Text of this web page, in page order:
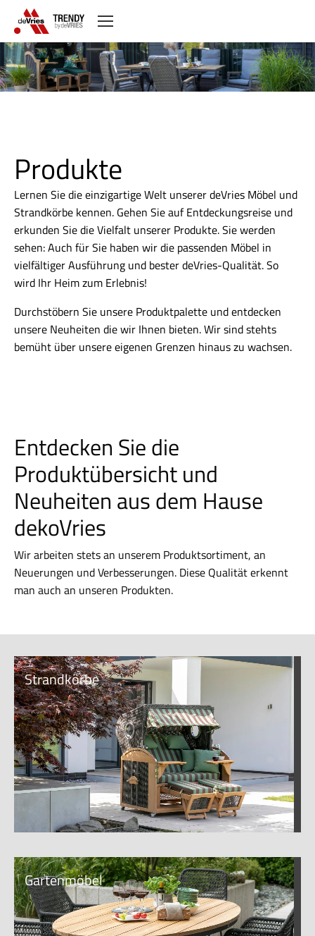
Sie befinden sich hier:
Produkte
Lernen Sie die einzigartige Welt unserer deVries Möbel und
Strandkörbe kennen. Gehen Sie auf Entdeckungsreise und
erkunden Sie die Vielfalt unserer Produkte. Sie werden
sehen: Auch für Sie haben wir die passenden Möbel in
vielfältiger Ausführung und bester deVries-Qualität. So
wird Ihr Heim zum Erlebnis!
Durchstöbern Sie unsere Produktpalette und entdecken
unsere Neuheiten die wir Ihnen bieten. Wir sind stehts
bemüht über unsere eigenen Grenzen hinaus zu wachsen.
Entdecken Sie die
Produktübersicht und
Neuheiten aus dem Hause
dekoVries
Wir arbeiten stets an unserem Produktsortiment, an
Neuerungen und Verbesserungen. Diese Qualität erkennt
man auch an unseren Produkten.
Strandkörbe
Gartenmöbel